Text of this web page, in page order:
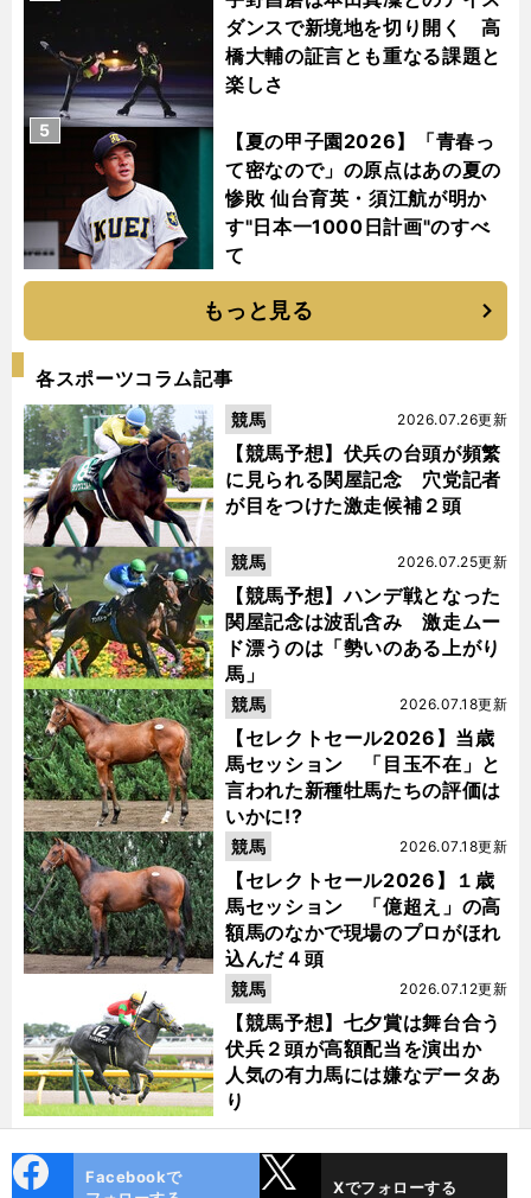
ダンスで新境地を切り開く 高
橋大輔の証言とも重なる課題と
楽しさ
【夏の甲子園2026】「青春っ
て密なので」の原点はあの夏の
惨敗 仙台育英・須江航が明か
す"日本一1000日計画"のすべ
て
5
もっと見る
各スポーツコラム記事
【競馬予想】伏兵の台頭が頻繁
に見られる関屋記念 穴党記者
が目をつけた激走候補２頭
2026.07.26更新
競馬
【競馬予想】ハンデ戦となった
関屋記念は波乱含み 激走ムー
ド漂うのは「勢いのある上がり
馬」
2026.07.25更新
競馬
【セレクトセール2026】当歳
馬セッション 「目玉不在」と
言われた新種牡馬たちの評価は
いかに!?
2026.07.18更新
競馬
【セレクトセール2026】１歳
馬セッション 「億超え」の高
額馬のなかで現場のプロがほれ
込んだ４頭
2026.07.18更新
競馬
【競馬予想】七夕賞は舞台合う
伏兵２頭が高額配当を演出か
人気の有力馬には嫌なデータあ
り
2026.07.12更新
競馬
ok
Facebookで
Xでフォローする